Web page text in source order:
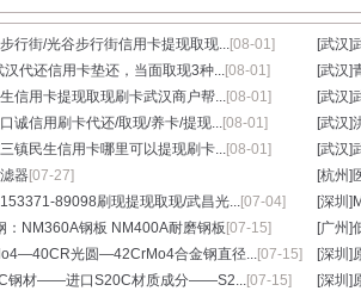
行街/光谷步行街信用卡提现取现...[08-01] [武汉]
汉代还信用卡垫还，当面取现3种...[08-01] [武汉]
信用卡提现取现刷卡武汉商户帮...[08-01] [武汉]
诚信用刷卡代还/取现/养卡/提现...[08-01] [武汉]
镇民生信用卡哪里可以提现刷卡...[08-01] [武汉]
器[07-27] [杭州]
89098刷现提现取现/武昌光...[07-04] [深圳]
：NM360A钢板 NM400A耐磨钢板 [07-15] [广州]
光圆—42CrMo4合金钢直径...[07-15] [深圳]
钢材——进口S20C材质成分——S2...[07-15] [深圳]